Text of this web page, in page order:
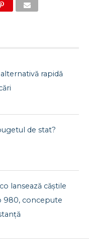
rapidă
de stat?
lansează căștile
980, concepute